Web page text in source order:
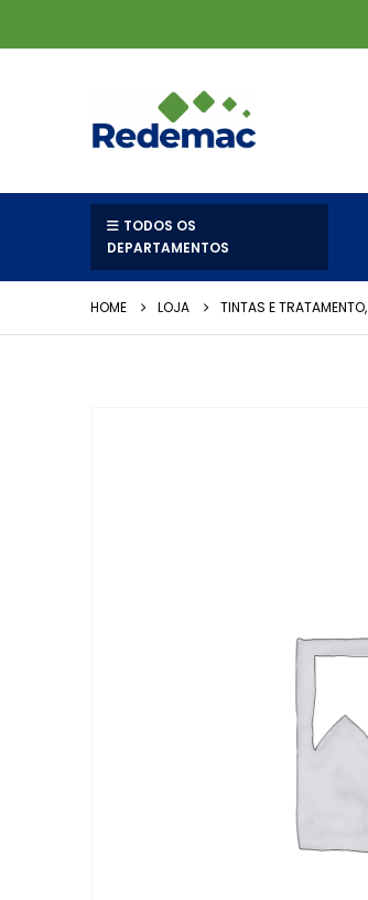
TODOS OS
DEPARTAMENTOS
HOME LOJA TINTAS E TRATAMENTO,